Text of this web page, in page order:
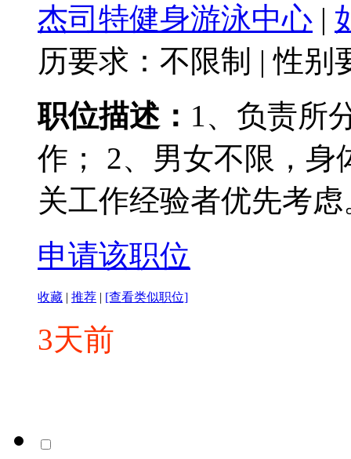
杰司特健身游泳中心 |
历要求：不限制 | 性别
职位描述： 1、负责所
作； 2、男女不限，身
关工作经验者优先考虑
申请该职位
收藏 | 推荐 | [查看类似职位]
3天前